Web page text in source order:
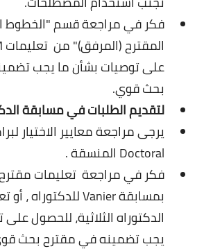
فكر في مراجعة قسم "الخطوط
المقترح (المرفق)" من تعليمات CGS-M
على توصيات بشأن ما يجب
بحث قوي.
لتقديم الطلبات في مسابقة
يرجى مراجعة معايير الاختيار
Doctoral المنسقة .
فكر في مراجعة تعليمات
بمسابقة Vanier
للدكتوراه ،
الدكتوراه الثلاثية، للحصول
يجب تضمينه في مقترح بحث